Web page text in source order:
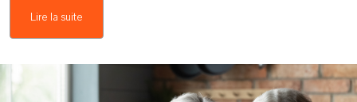
Lire la suite